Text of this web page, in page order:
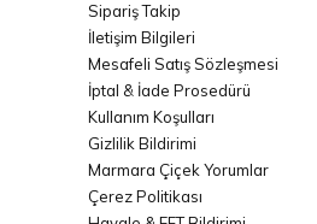
Sipariş Takip
İletişim Bilgileri
Mesafeli Satış Sözleşmesi
İptal & İade Prosedürü
Kullanım Koşulları
Gizlilik Bildirimi
Marmara Çiçek Yorumlar
Çerez Politikası